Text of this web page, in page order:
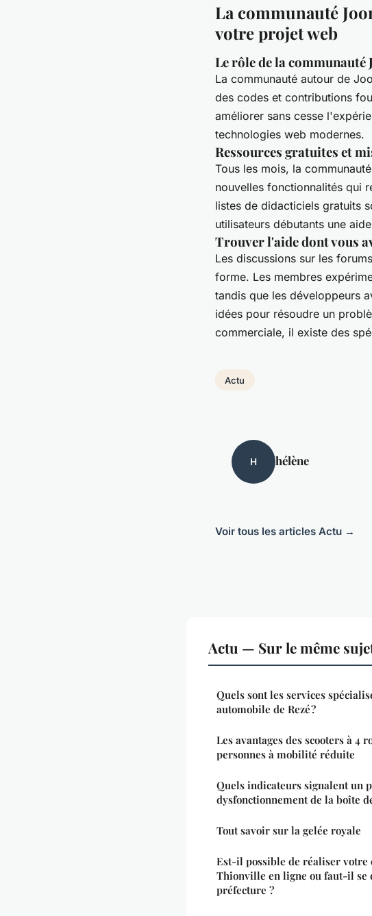
La communauté
votre projet web
Le rôle de la
La communauté autour de
des codes et contributions
améliorer sans cesse
technologies web modernes.
Ressources gratuites et
Tous les mois, la
nouvelles fonctionnalités qui
listes de didacticiels gratuits
utilisateurs débutants une
Trouver l'aide dont vous
Les discussions sur les
forme. Les membres
tandis que les développeurs
idées pour résoudre un
commerciale, il existe des
Actu
H hélène
Voir tous les articles Actu →
Actu — Sur le même
Quels sont les services
automobile de Rezé ?
Les avantages des scooters à 4
personnes à mobilité réduite
Quels indicateurs signalent un
dysfonctionnement de la boîte
Tout savoir sur la gelée royale
Est-il possible de réaliser votre
Thionville en ligne ou faut-il se
préfecture ?